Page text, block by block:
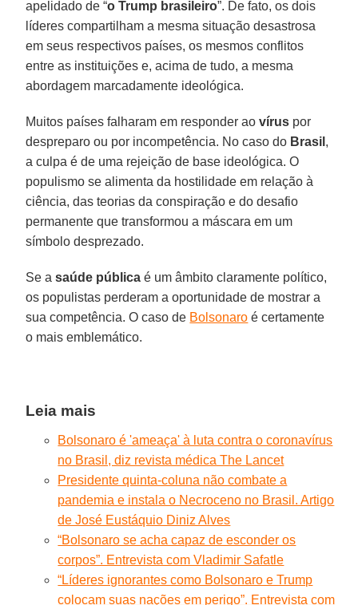
apelidado de “o Trump brasileiro”. De fato, os dois
líderes compartilham a mesma situação desastrosa
em seus respectivos países, os mesmos conflitos
entre as instituições e, acima de tudo, a mesma
abordagem marcadamente ideológica.
Muitos países falharam em responder aovírus por
despreparo ou por incompetência. No caso do Brasil ,
a culpa é de uma rejeição de base ideológica. O
populismo se alimenta da hostilidade em relação à
ciência, das teorias da conspiração e do desafio
permanente que transformou a máscara em um
símbolo desprezado.
Se asaúde pública é um âmbito claramente político,
os populistas perderam a oportunidade de mostrar a
sua competência. O caso de Bolsonaro é certamente
o mais emblemático.
Leia mais
Bolsonaro é 'ameaça' à luta contra o coronavírus
no Brasil, diz revista médica The Lancet
Presidente quinta-coluna não combate a
pandemia e instala o Necroceno no Brasil. Artigo
de José Eustáquio Diniz Alves
“Bolsonaro se acha capaz de esconder os
corpos”. Entrevista com Vladimir Safatle
“Líderes ignorantes como Bolsonaro e Trump
colocam suas nações em perigo”. Entrevista com